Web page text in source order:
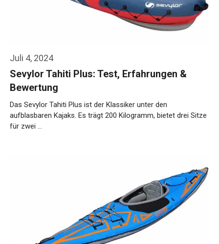
Juli 4, 2024
Sevylor Tahiti Plus: Test, Erfahrungen &
Bewertung
Das Sevylor Tahiti Plus ist der Klassiker unter den
aufblasbaren Kajaks. Es trägt 200 Kilogramm, bietet drei Sitze
für zwei …